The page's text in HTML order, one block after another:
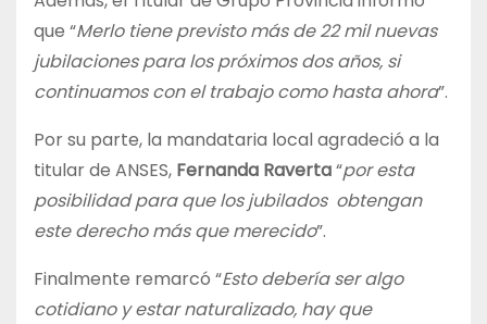
que “Merlo tiene previsto más de 22 mil nuevas
jubilaciones para los próximos dos años, si
continuamos con el trabajo como hasta ahora”.
Por su parte, la mandataria local agradeció a la
titular de ANSES, Fernanda Raverta“por esta
posibilidad para que los jubilados obtengan
este derecho más que merecido”.
Finalmente remarcó “Esto debería ser algo
cotidiano y estar naturalizado, hay que